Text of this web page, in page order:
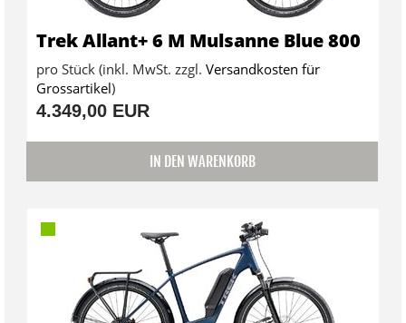
Trek Allant+ 6 M Mulsanne Blue 800
pro Stück (inkl. MwSt. zzgl. Versandkosten für
Grossartikel)
4.349,00 EUR
IN DEN WARENKORB